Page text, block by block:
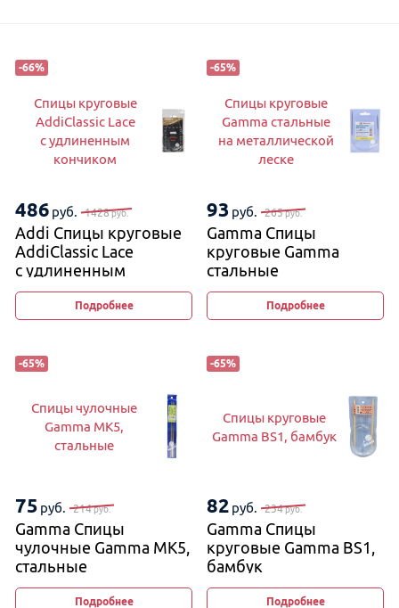
-66%
Спицы круговые
AddiClassic Lace
с удлиненным
кончиком
486 руб. 1428руб.
Addi Спицы круговые
AddiClassic Lace
с удлиненным
кончиком
Подробнее
-65%
Спицы круговые
Gamma стальные
на металлической
леске
93 руб. 265руб.
Gamma Спицы
круговые Gamma
стальные
на металлической
Подробнее
-65%
Спицы чулочные
Gamma MK5,
стальные
75 руб. 214руб.
Gamma Спицы
чулочные Gamma MK5,
стальные
Подробнее
-65%
Спицы круговые
Gamma BS1, бамбук
82 руб. 234руб.
Gamma Спицы
круговые Gamma BS1,
бамбук
Подробнее